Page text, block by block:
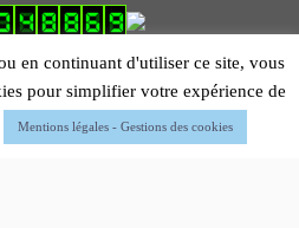
légales
en continuant d'utiliser ce site, vous
pour simplifier votre expérience de
Mentions légales - Gestions des cookies